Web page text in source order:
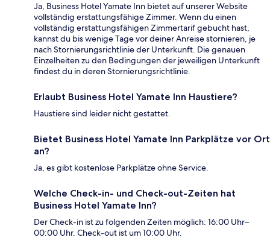
Ja, Business Hotel Yamate Inn bietet auf unserer Website
vollständig erstattungsfähige Zimmer. Wenn du einen
vollständig erstattungsfähigen Zimmertarif gebucht hast,
kannst du bis wenige Tage vor deiner Anreise stornieren, je
nach Stornierungsrichtlinie der Unterkunft. Die genauen
Einzelheiten zu den Bedingungen der jeweiligen Unterkunft
findest du in deren Stornierungsrichtlinie.
Erlaubt Business Hotel Yamate Inn Haustiere?
Haustiere sind leider nicht gestattet.
Bietet Business Hotel Yamate Inn Parkplätze vor Ort
an?
Ja, es gibt kostenlose Parkplätze ohne Service.
Welche Check-in- und Check-out-Zeiten hat
Business Hotel Yamate Inn?
Der Check-in ist zu folgenden Zeiten möglich: 16:00 Uhr–
00:00 Uhr. Check-out ist um 10:00 Uhr.